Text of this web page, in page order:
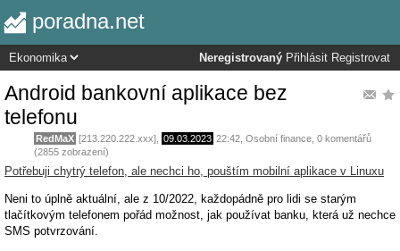
poradna.net
Neregistrovaný Přihlásit Registrovat
Android bankovní aplikace bez
telefonu
RedMaX [213.220.222.xxx], 09.03.2023 22:42 Osobní finance , 0 komentářů
(2855 zobrazení)
Potřebuji chytrý telefon, ale nechci ho, pouštím mobilní aplikace v Linuxu
Neni to úplně aktuální, ale z 10/2022, každopádně pro lidi se starým
tlačítkovým telefonem pořád možnost, jak používat banku, která už nechce
SMS potvrzování.